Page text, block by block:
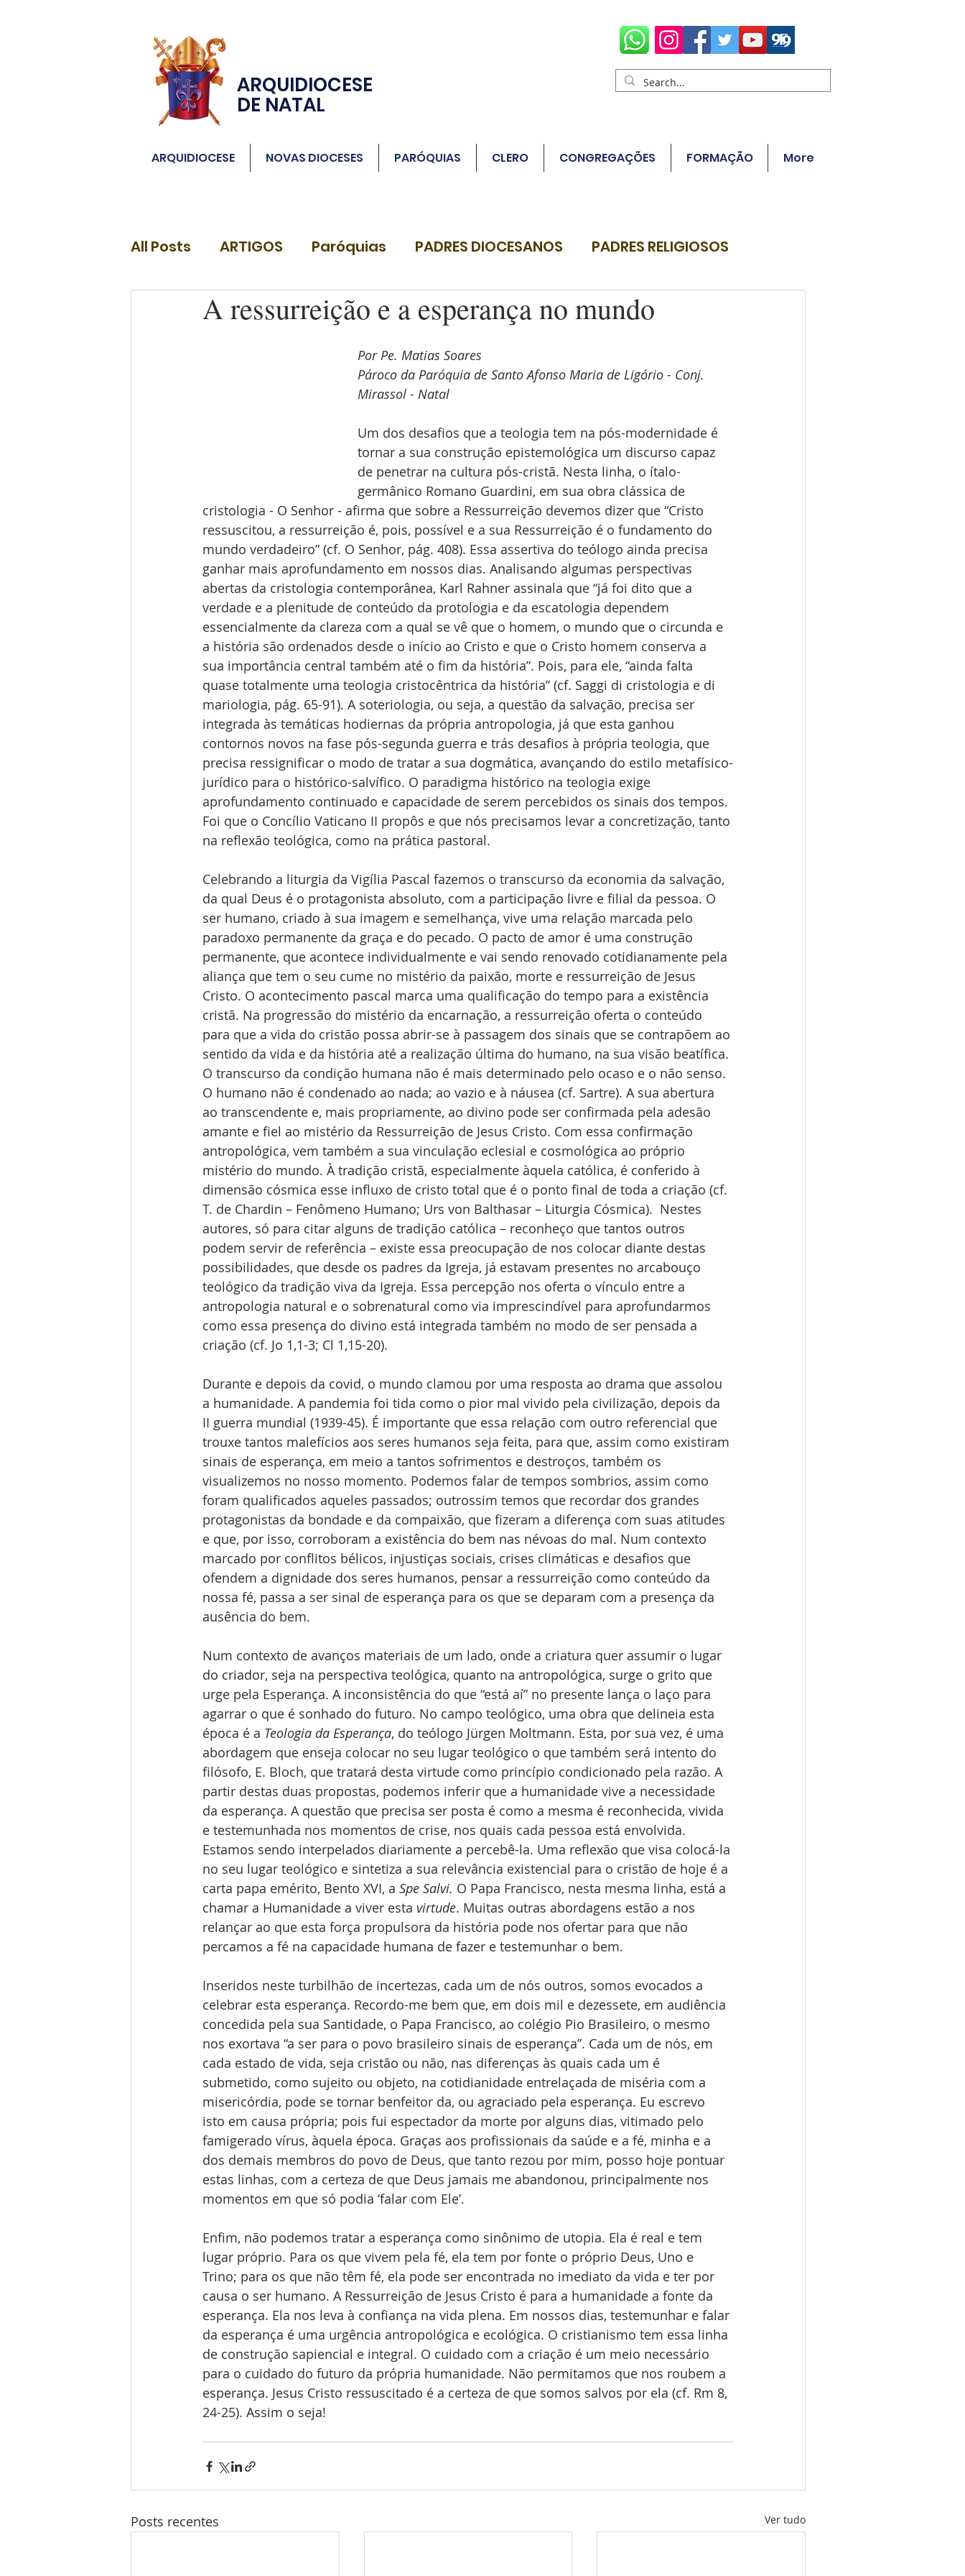
ARQUIDIOCESE
DE NATAL
ARQUIDIOCESE NOVAS DIOCESES PARÓQUIAS CLERO CONGREGAÇÕES FORMAÇÃO More
All Posts ARTIGOS Paróquias PADRES DIOCESANOS PADRES RELIGIOSOS
DIÁCONOSA ressurreição e a esperança no mundo
Por Pe. Matias Soares
Pároco da Paróquia de Santo Afonso Maria de Ligório - Conj.
Mirassol - Natal
Um dos desafios que a teologia tem na pós-modernidade é
tornar a sua construção epistemológica um discurso capaz
de penetrar na cultura pós-cristã. Nesta linha, o ítalo-
germânico Romano Guardini, em sua obra clássica de
cristologia - O Senhor - afirma que sobre a Ressurreição devemos dizer que “Cristo
ressuscitou, a ressurreição é, pois, possível e a sua Ressurreição é o fundamento do
mundo verdadeiro” (cf. O Senhor, pág. 408). Essa assertiva do teólogo ainda precisa
ganhar mais aprofundamento em nossos dias. Analisando algumas perspectivas
abertas da cristologia contemporânea, Karl Rahner assinala que “já foi dito que a
verdade e a plenitude de conteúdo da protologia e da escatologia dependem
essencialmente da clareza com a qual se vê que o homem, o mundo que o circunda e
a história são ordenados desde o início ao Cristo e que o Cristo homem conserva a
sua importância central também até o fim da história”. Pois, para ele, “ainda falta
quase totalmente uma teologia cristocêntrica da história” (cf. Saggi di cristologia e di
mariologia, pág. 65-91). A soteriologia, ou seja, a questão da salvação, precisa ser
integrada às temáticas hodiernas da própria antropologia, já que esta ganhou
contornos novos na fase pós-segunda guerra e trás desafios à própria teologia, que
precisa ressignificar o modo de tratar a sua dogmática, avançando do estilo metafísico-
jurídico para o histórico-salvífico. O paradigma histórico na teologia exige
aprofundamento continuado e capacidade de serem percebidos os sinais dos tempos.
Foi que o Concílio Vaticano II propôs e que nós precisamos levar a concretização, tanto
na reflexão teológica, como na prática pastoral.
Celebrando a liturgia da Vigília Pascal fazemos o transcurso da economia da salvação,
da qual Deus é o protagonista absoluto, com a participação livre e filial da pessoa. O
ser humano, criado à sua imagem e semelhança, vive uma relação marcada pelo
paradoxo permanente da graça e do pecado. O pacto de amor é uma construção
permanente, que acontece individualmente e vai sendo renovado cotidianamente pela
aliança que tem o seu cume no mistério da paixão, morte e ressurreição de Jesus
Cristo. O acontecimento pascal marca uma qualificação do tempo para a existência
cristã. Na progressão do mistério da encarnação, a ressurreição oferta o conteúdo
para que a vida do cristão possa abrir-se à passagem dos sinais que se contrapõem ao
sentido da vida e da história até a realização última do humano, na sua visão beatífica.
O transcurso da condição humana não é mais determinado pelo ocaso e o não senso.
O humano não é condenado ao nada; ao vazio e à náusea (cf. Sartre). A sua abertura
ao transcendente e, mais propriamente, ao divino pode ser confirmada pela adesão
amante e fiel ao mistério da Ressurreição de Jesus Cristo. Com essa confirmação
antropológica, vem também a sua vinculação eclesial e cosmológica ao próprio
mistério do mundo. À tradição cristã, especialmente àquela católica, é conferido à
dimensão cósmica esse influxo de cristo total que é o ponto final de toda a criação (cf.
T. de Chardin – Fenômeno Humano; Urs von Balthasar – Liturgia Cósmica).  Nestes
autores, só para citar alguns de tradição católica – reconheço que tantos outros
podem servir de referência – existe essa preocupação de nos colocar diante destas
possibilidades, que desde os padres da Igreja, já estavam presentes no arcabouço
teológico da tradição viva da Igreja. Essa percepção nos oferta o vínculo entre a
antropologia natural e o sobrenatural como via imprescindível para aprofundarmos
como essa presença do divino está integrada também no modo de ser pensada a
criação (cf. Jo 1,1-3; Cl 1,15-20).
Durante e depois da covid, o mundo clamou por uma resposta ao drama que assolou
a humanidade. A pandemia foi tida como o pior mal vivido pela civilização, depois da
II guerra mundial (1939-45). É importante que essa relação com outro referencial que
trouxe tantos malefícios aos seres humanos seja feita, para que, assim como existiram
sinais de esperança, em meio a tantos sofrimentos e destroços, também os
visualizemos no nosso momento. Podemos falar de tempos sombrios, assim como
foram qualificados aqueles passados; outrossim temos que recordar dos grandes
protagonistas da bondade e da compaixão, que fizeram a diferença com suas atitudes
e que, por isso, corroboram a existência do bem nas névoas do mal. Num contexto
marcado por conflitos bélicos, injustiças sociais, crises climáticas e desafios que
ofendem a dignidade dos seres humanos, pensar a ressurreição como conteúdo da
nossa fé, passa a ser sinal de esperança para os que se deparam com a presença da
ausência do bem.
Num contexto de avanços materiais de um lado, onde a criatura quer assumir o lugar
do criador, seja na perspectiva teológica, quanto na antropológica, surge o grito que
urge pela Esperança. A inconsistência do que “está aí” no presente lança o laço para
agarrar o que é sonhado do futuro. No campo teológico, uma obra que delineia esta
época é a Teologia da Esperança, do teólogo Jürgen Moltmann. Esta, por sua vez, é uma
abordagem que enseja colocar no seu lugar teológico o que também será intento do
filósofo, E. Bloch, que tratará desta virtude como princípio condicionado pela razão. A
partir destas duas propostas, podemos inferir que a humanidade vive a necessidade
da esperança. A questão que precisa ser posta é como a mesma é reconhecida, vivida
e testemunhada nos momentos de crise, nos quais cada pessoa está envolvida.
Estamos sendo interpelados diariamente a percebê-la. Uma reflexão que visa colocá-la
no seu lugar teológico e sintetiza a sua relevância existencial para o cristão de hoje é a
carta papa emérito, Bento XVI, a Spe Salvi. O Papa Francisco, nesta mesma linha, está a
chamar a Humanidade a viver esta virtude. Muitas outras abordagens estão a nos
relançar ao que esta força propulsora da história pode nos ofertar para que não
percamos a fé na capacidade humana de fazer e testemunhar o bem.
Inseridos neste turbilhão de incertezas, cada um de nós outros, somos evocados a
celebrar esta esperança. Recordo-me bem que, em dois mil e dezessete, em audiência
concedida pela sua Santidade, o Papa Francisco, ao colégio Pio Brasileiro, o mesmo
nos exortava “a ser para o povo brasileiro sinais de esperança”. Cada um de nós, em
cada estado de vida, seja cristão ou não, nas diferenças às quais cada um é
submetido, como sujeito ou objeto, na cotidianidade entrelaçada de miséria com a
misericórdia, pode se tornar benfeitor da, ou agraciado pela esperança. Eu escrevo
isto em causa própria; pois fui espectador da morte por alguns dias, vitimado pelo
famigerado vírus, àquela época. Graças aos profissionais da saúde e a fé, minha e a
dos demais membros do povo de Deus, que tanto rezou por mim, posso hoje pontuar
estas linhas, com a certeza de que Deus jamais me abandonou, principalmente nos
momentos em que só podia ‘falar com Ele’.
Enfim, não podemos tratar a esperança como sinônimo de utopia. Ela é real e tem
lugar próprio. Para os que vivem pela fé, ela tem por fonte o próprio Deus, Uno e
Trino; para os que não têm fé, ela pode ser encontrada no imediato da vida e ter por
causa o ser humano. A Ressurreição de Jesus Cristo é para a humanidade a fonte da
esperança. Ela nos leva à confiança na vida plena. Em nossos dias, testemunhar e falar
da esperança é uma urgência antropológica e ecológica. O cristianismo tem essa linha
de construção sapiencial e integral. O cuidado com a criação é um meio necessário
para o cuidado do futuro da própria humanidade. Não permitamos que nos roubem a
esperança. Jesus Cristo ressuscitado é a certeza de que somos salvos por ela (cf. Rm 8,
24-25). Assim o seja!
Posts recentes Ver tudo